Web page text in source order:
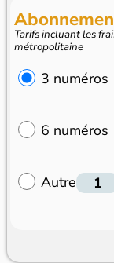
Tarifs incluant les
métropolitaine
3 numéros
6 numéros
Autre